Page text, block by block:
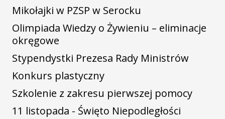
Mikołajki w PZSP w Serocku
Olimpiada Wiedzy o Żywieniu – eliminacje
okręgowe
Stypendystki Prezesa Rady Ministrów
Konkurs plastyczny
Szkolenie z zakresu pierwszej pomocy
11 listopada - Święto Niepodległości